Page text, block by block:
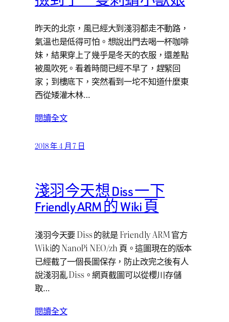
昨天的北京，風已經大到淺羽都走不動路，
氣溫也是低得可怕。想說出門去喝一杯咖啡
妹，結果穿上了幾乎是冬天的衣服，還差點
被風吹死。看着時間已經不早了，趕緊回
家；到樓底下，突然看到一坨不知道什麼東
西從矮灌木林…
閱讀全文
2018 年 4 月 7 日
淺羽今天想 Diss 一下
Friendly ARM 的 Wiki 頁
淺羽今天要 Diss 的就是 Friendly ARM 官方
Wiki的 NanoPi NEO/zh 頁。這圖現在的版本
已經截了一個長圖保存，防止改完之後有人
說淺羽亂 Diss。網頁截圖可以從櫻川存儲
取…
閱讀全文